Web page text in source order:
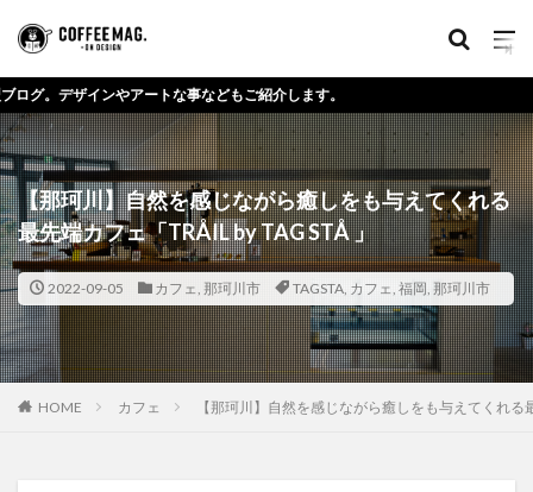
【那珂川】自然を感じながら癒しをも与えてくれる
最先端カフェ「TRÅIL by TAG STÅ 」
2022-09-05 カフェ, 那珂川市 TAGSTA, カフェ, 福岡, 那珂川市
HOME カフェ 【那珂川】自然を感じながら癒しをも与えてくれる